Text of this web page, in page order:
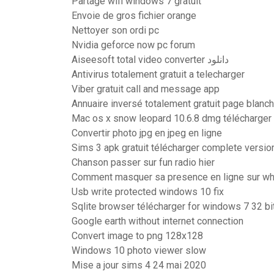
Envoie de gros fichier orange
Nettoyer son ordi pc
Nvidia geforce now pc forum
Aiseesoft total video converter دانلود
Antivirus totalement gratuit a telecharger
Viber gratuit call and message app
Annuaire inversé totalement gratuit page
Mac os x snow leopard 10.6.8 dmg télécharger
Convertir photo jpg en jpeg en ligne
Sims 3 apk gratuit télécharger complete
Chanson passer sur fun radio hier
Comment masquer sa presence en ligne sur
Usb write protected windows 10 fix
Sqlite browser télécharger for windows 7 32
Google earth without internet connection
Convert image to png 128x128
Windows 10 photo viewer slow
Mise a jour sims 4 24 mai 2020